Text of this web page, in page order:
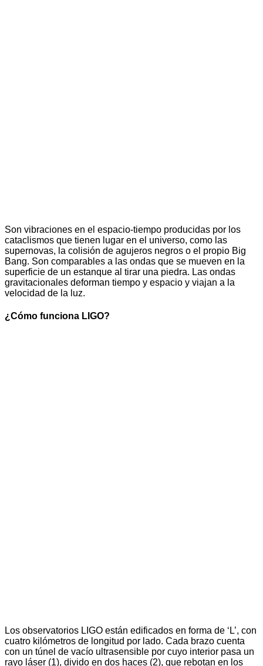
Son vibraciones en el espacio-tiempo producidas por los
cataclismos que tienen lugar en el universo, como las
supernovas, la colisión de agujeros negros o el propio Big
Bang. Son comparables a las ondas que se mueven en la
superficie de un estanque al tirar una piedra. Las ondas
gravitacionales deforman tiempo y espacio y viajan a la
velocidad de la luz.
¿Cómo funciona LIGO?
Los observatorios LIGO están edificados en forma de ‘L’, con
cuatro kilómetros de longitud por lado. Cada brazo cuenta
con un túnel de vacío ultrasensible por cuyo interior pasa un
rayo láser (1), divido en dos haces (2), que rebotan en los